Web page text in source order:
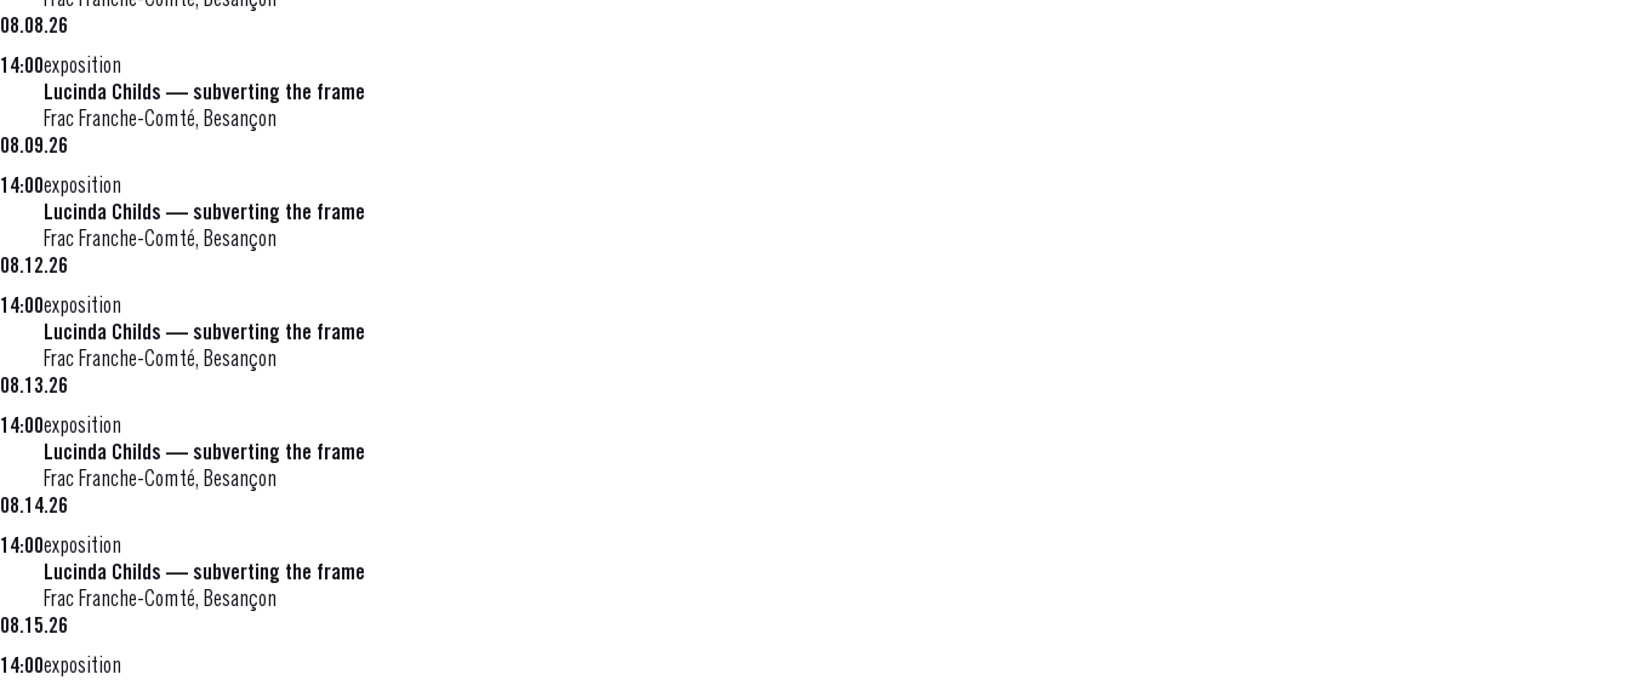
08.08.26
14:00exposition
Lucinda Childs — subverting the frame
Frac Franche-Comté, Besançon
08.09.26
14:00exposition
Lucinda Childs — subverting the frame
Frac Franche-Comté, Besançon
08.12.26
14:00exposition
Lucinda Childs — subverting the frame
Frac Franche-Comté, Besançon
08.13.26
14:00exposition
Lucinda Childs — subverting the frame
Frac Franche-Comté, Besançon
08.14.26
14:00exposition
Lucinda Childs — subverting the frame
Frac Franche-Comté, Besançon
08.15.26
14:00exposition